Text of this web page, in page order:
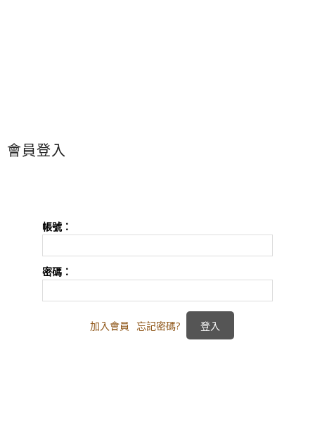
會員登入
帳號：
密碼：
加入會員 忘記密碼?